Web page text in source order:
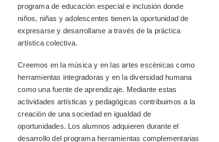
programa de educación especial e inclusión donde
niños, niñas y adolescentes tienen la oportunidad de
expresarse y desarrollarse a través de la práctica
artística colectiva.
Creemos en la música y en las artes escénicas como
herramientas integradoras y en la diversidad humana
como una fuente de aprendizaje. Mediante estas
actividades artísticas y pedagógicas contribuimos a la
creación de una sociedad en igualdad de
oportunidades. Los alumnos adquieren durante el
desarrollo del programa herramientas complementarias